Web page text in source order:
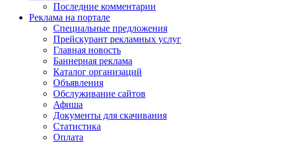
Последние комментарии
Реклама на портале
Специальные предложения
Прейскурант рекламных услуг
Главная новость
Баннерная реклама
Каталог организаций
Объявления
Обслуживание сайтов
Афиша
Документы для скачивания
Статистика
Оплата